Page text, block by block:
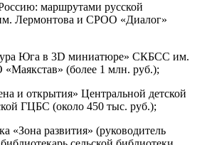
маршрутами русской
Лермонтова и СРОО «Диалог»
Юга в 3D миниатюре» СКБСС им.
(более 1 млн. руб.);
и открытия» Центральной детской
ГЦБС (около 450 тыс. руб.);
«Зона развития» (руководитель